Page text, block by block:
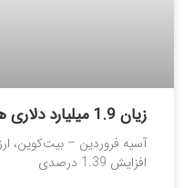
زیان 1.9 میلیارد دلاری هک ارزهای دیجیتال
آسیه فروردین – بیت‌کوین،
افزایش 1.39 درصدی